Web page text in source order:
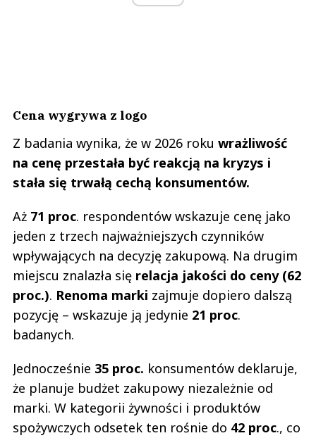
Cena wygrywa z logo
Z badania wynika, że w 2026 roku wrażliwość
na cenę przestała być reakcją na kryzys i
stała się trwałą cechą konsumentów.
Aż 71 proc. respondentów wskazuje cenę jako
jeden z trzech najważniejszych czynników
wpływających na decyzję zakupową. Na drugim
miejscu znalazła się relacja jakości do ceny (62
proc.). Renoma marki zajmuje dopiero dalszą
pozycję – wskazuje ją jedynie 21 proc.
badanych.
Jednocześnie 35 proc. konsumentów deklaruje,
że planuje budżet zakupowy niezależnie od
marki. W kategorii żywności i produktów
spożywczych odsetek ten rośnie do 42 proc., co